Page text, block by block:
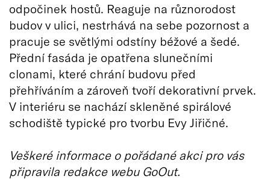
odpočinek hostů. Reaguje na různorodost
budov v ulici, nestrhává na sebe pozornost a
pracuje se světlými odstíny béžové a šedé.
Přední fasáda je opatřena slunečními
clonami, které chrání budovu před
přehříváním a zároveň tvoří dekorativní prvek.
V interiéru se nachází skleněné spirálové
schodiště typické pro tvorbu Evy Jiřičné.
Veškeré informace o pořádané akci pro vás
připravila redakce webu GoOut.